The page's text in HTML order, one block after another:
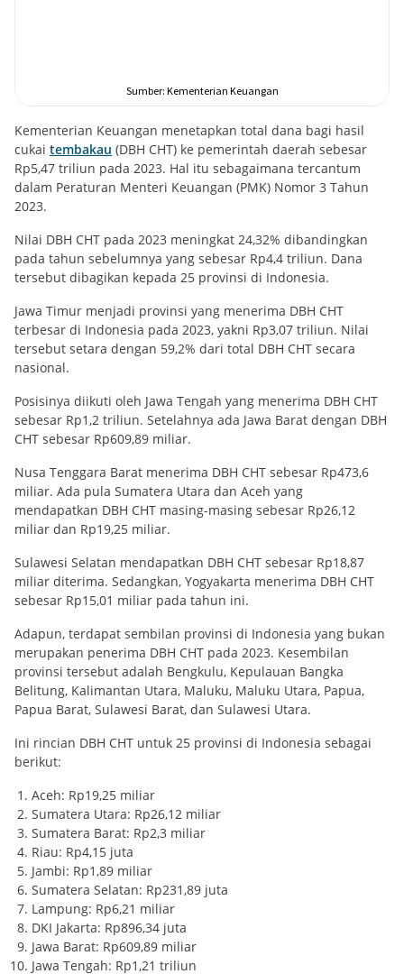
Kementerian Keuangan menetapkan total dana bagi hasil
cukai tembakau (DBH CHT) ke pemerintah daerah sebesar
Rp5,47 triliun pada 2023. Hal itu sebagaimana tercantum
dalam Peraturan Menteri Keuangan (PMK) Nomor 3 Tahun
2023.
Nilai DBH CHT pada 2023 meningkat 24,32% dibandingkan
pada tahun sebelumnya yang sebesar Rp4,4 triliun. Dana
tersebut dibagikan kepada 25 provinsi di Indonesia.
Jawa Timur menjadi provinsi yang menerima DBH CHT
terbesar di Indonesia pada 2023, yakni Rp3,07 triliun. Nilai
tersebut setara dengan 59,2% dari total DBH CHT secara
nasional.
Posisinya diikuti oleh Jawa Tengah yang menerima DBH CHT
sebesar Rp1,2 triliun. Setelahnya ada Jawa Barat dengan DBH
CHT sebesar Rp609,89 miliar.
Nusa Tenggara Barat menerima DBH CHT sebesar Rp473,6
miliar. Ada pula Sumatera Utara dan Aceh yang
mendapatkan DBH CHT masing-masing sebesar Rp26,12
miliar dan Rp19,25 miliar.
Sulawesi Selatan mendapatkan DBH CHT sebesar Rp18,87
miliar diterima. Sedangkan, Yogyakarta menerima DBH CHT
sebesar Rp15,01 miliar pada tahun ini.
Adapun, terdapat sembilan provinsi di Indonesia yang bukan
merupakan penerima DBH CHT pada 2023. Kesembilan
provinsi tersebut adalah Bengkulu, Kepulauan Bangka
Belitung, Kalimantan Utara, Maluku, Maluku Utara, Papua,
Papua Barat, Sulawesi Barat, dan Sulawesi Utara.
Ini rincian DBH CHT untuk 25 provinsi di Indonesia sebagai
berikut:
Aceh: Rp19,25 miliar
Sumatera Utara: Rp26,12 miliar
Sumatera Barat: Rp2,3 miliar
Riau: Rp4,15 juta
Jambi: Rp1,89 miliar
Sumatera Selatan: Rp231,89 juta
Lampung: Rp6,21 miliar
DKI Jakarta: Rp896,34 juta
Jawa Barat: Rp609,89 miliar
Jawa Tengah: Rp1,21 triliun